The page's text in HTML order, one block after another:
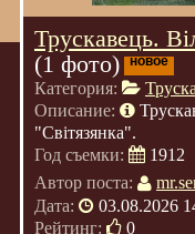
Трускавець.
(1 фото)
новое
Категория:
Описание:
"Світязянка".
Год съемки:
1912
Автор поста:
Дата:
03.08.2026
Рейтинг:
0